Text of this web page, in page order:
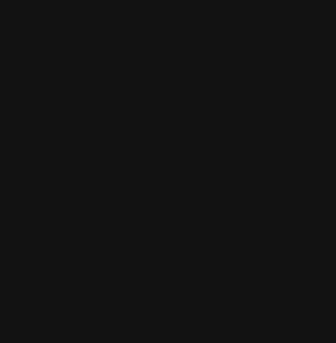
00-90
einen Platzhalterinhalt von
Sie auf die Schaltfläche
Sie, dass dabei Daten an
werden.